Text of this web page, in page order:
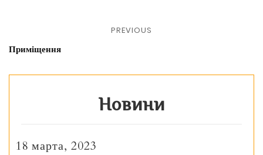
PREVIOUS
Приміщення
Новини
18 марта, 2023